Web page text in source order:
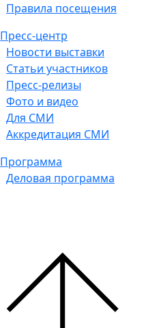
Правила посещения
Пресс-центр
Новости выставки
Статьи участников
Пресс-релизы
Фото и видео
Для СМИ
Аккредитация СМИ
Программа
Деловая программа